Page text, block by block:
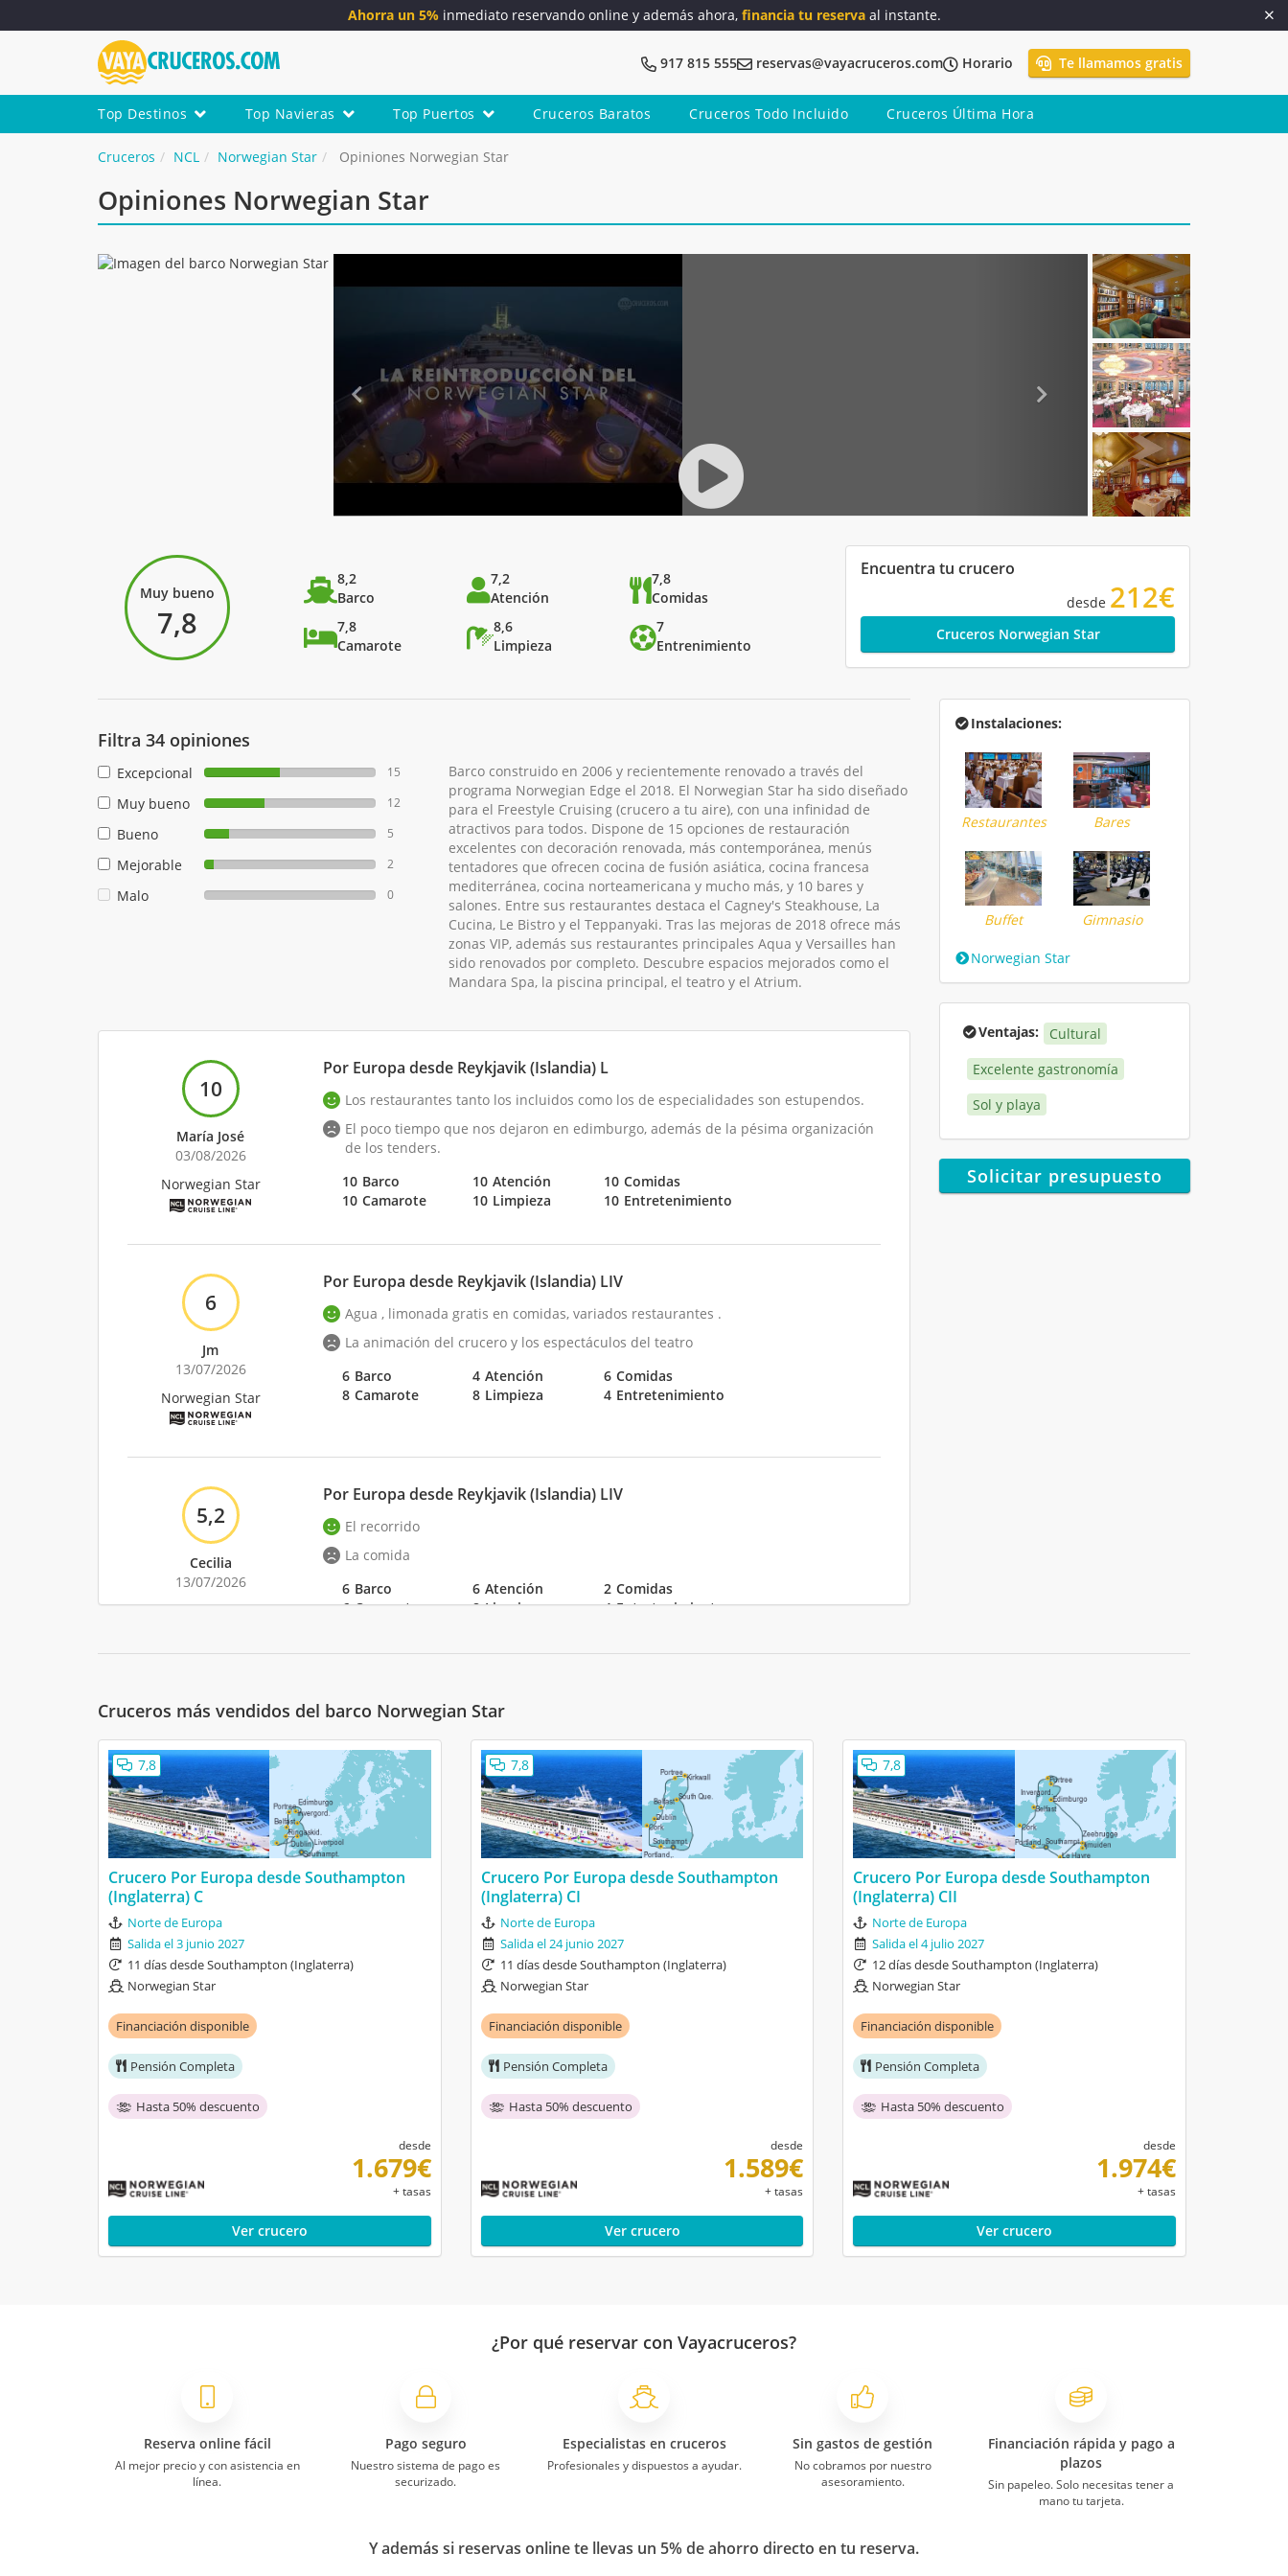
Ahorra un 5%inmediato reservando online y además ahora, financia tu reservaal instante.
917 815 555 reservas@vayacruceros.com Horario Te llamamos gratis
Top Destinos Top Navieras Top Puertos Cruceros Baratos Cruceros Todo Incluido Cruceros Última Hora
Cruceros NCL Norwegian Star Opiniones Norwegian Star
Opiniones Norwegian Star
Muy bueno
7,8
8,2
Barco
7,8
Camarote
7,2
Atención
8,6
Limpieza
7,8
Comidas
7
Entrenimiento
Encuentra tu crucero
desde 212€
Cruceros Norwegian Star
Filtra 34 opiniones
Excepcional 15
Muy bueno 12
Bueno 5
Mejorable 2
Malo 0
Barco construido en 2006 y recientemente renovado a través del
programa Norwegian Edge el 2018. El Norwegian Star ha sido diseñado
para el Freestyle Cruising (crucero a tu aire), con una infinidad de
atractivos para todos. Dispone de 15 opciones de restauración
excelentes con decoración renovada, más contemporánea, menús
tentadores que ofrecen cocina de fusión asiática, cocina francesa
mediterránea, cocina norteamericana y mucho más, y 10 bares y
salones. Entre sus restaurantes destaca el Cagney's Steakhouse, La
Cucina, Le Bistro y el Teppanyaki. Tras las mejoras de 2018 ofrece más
zonas VIP, además sus restaurantes principales Aqua y Versailles han
sido renovados por completo. Descubre espacios mejorados como el
Mandara Spa, la piscina principal, el teatro y el Atrium.
10
María José
03/08/2026
Norwegian Star
Por Europa desde Reykjavik (Islandia) L
Los restaurantes tanto los incluidos como los de especialidades son estupendos.
El poco tiempo que nos dejaron en edimburgo, además de la pésima organización
de los tenders.
10 Barco
10 Camarote
10 Atención
10 Limpieza
10 Comidas
10 Entretenimiento
6
Jm
13/07/2026
Norwegian Star
Por Europa desde Reykjavik (Islandia) LIV
Agua , limonada gratis en comidas, variados restaurantes .
La animación del crucero y los espectáculos del teatro
6 Barco
8 Camarote
4 Atención
8 Limpieza
6 Comidas
4 Entretenimiento
5,2
Cecilia
13/07/2026
Norwegian Star
Por Europa desde Reykjavik (Islandia) LIV
El recorrido
La comida
6 Barco
6 Camarote
6 Atención
8 Limpieza
2 Comidas
4 Entretenimiento
Paquillo
23/11/2024
Norwegian Star
Europa desde Southampton (Inglaterra) XXVII
Todo ha sido perfecto.
No hay nada que reseñar
8 Barco
8 Camarote
Atención
10 Limpieza
8 Comidas
6 Entretenimiento
7,6
JCOROZCO
Norwegian Star
Por Europa desde Reykjavik (Islandia) XXXI
Los destinos, especialmente el fiordo en groenlandia.
Los ruidos del camarote.
Atención
Limpieza
10 Comidas
6 Entretenimiento
16/07/2022
Norwegian Star
Los destinos
Toda la información por los altavoces las decían en ingles
6 Camarote Limpieza
6 Comidas
6 Entretenimiento
Soniara
22/10/2019
Norwegian Star
Islas Griegas desde Venecia (Italia) XVIII
La frialdad del camarote además de que en muchos sitios lo hablaban castellano.
Barco
Camarote
8 Limpieza
10 Comidas
8 Entretenimiento
Islas Griegas desde Venecia (Italia) XV
Instalaciones:
Restaurantes Bares
Buffet Gimnasio
Norwegian Star
Ventajas:
Cultural
Excelente gastronomía
Sol y playa
Solicitar presupuesto
Cruceros más vendidos del barco Norwegian Star
7,8
Crucero Por Europa desde Southampton
(Inglaterra) C
Norte de Europa
Salida el 3 junio 2027
11 días desde Southampton (Inglaterra)
Norwegian Star
Financiación disponible
Pensión Completa
Hasta 50% descuento
desde
1.679€
+ tasas
Ver crucero
7,8
Crucero Por Europa desde Southampton
(Inglaterra) CI
Norte de Europa
Salida el 24 junio 2027
11 días desde Southampton (Inglaterra)
Norwegian Star
Financiación disponible
Pensión Completa
Hasta 50% descuento
desde
1.589€
+ tasas
Ver crucero
7,8
Crucero Por Europa desde Southampton
(Inglaterra) CII
Norte de Europa
Salida el 4 julio 2027
12 días desde Southampton (Inglaterra)
Norwegian Star
Financiación disponible
Pensión Completa
Hasta 50% descuento
desde
1.974€
+ tasas
Ver crucero
¿Por qué reservar con Vayacruceros?
Reserva online fácil
Al mejor precio y con asistencia en
línea.
Pago seguro
Nuestro sistema de pago es
securizado.
Especialistas en cruceros
Profesionales y dispuestos a ayudar.
Sin gastos de gestión
No cobramos por nuestro
asesoramiento.
Financiación rápida y pago a
plazos
Sin papeleo. Solo necesitas tener a
mano tu tarjeta.
Y además si reservas online te llevas un 5% de ahorro directo en tu reserva.